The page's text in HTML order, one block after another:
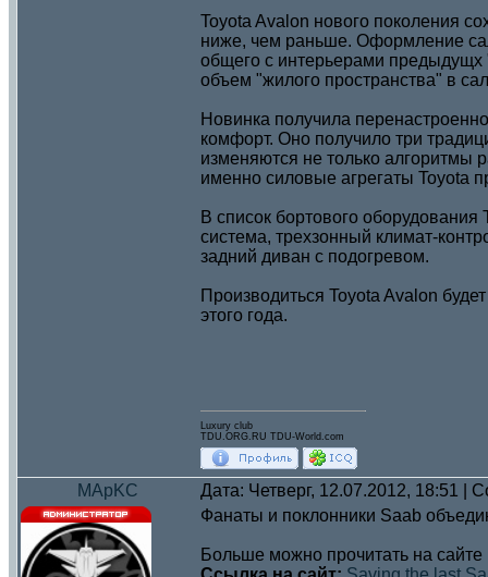
Toyota Avalon нового поколения
ниже, чем раньше. Оформление
общего с интерьерами
объем "жилого пространства" в
Новинка получила
комфорт. Оно получило три
изменяются не только алгоритмы
именно силовые агрегаты Toyota
В список бортового
система, трехзонный климат-
задний диван с подогревом.
Производиться Toyota Avalon
этого года.
Luxury club
TDU.ORG.RU TDU-World.com
MApKC
Дата: Четверг, 12.07.2012, 18:51 |
Фанаты и поклонники Saab
Больше можно прочитать на сайте